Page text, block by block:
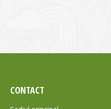
CONTACT